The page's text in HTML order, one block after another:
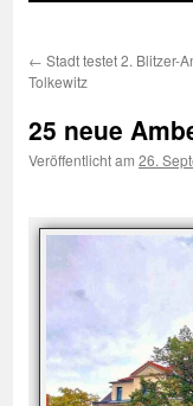
← Stadt testet 2. Blitzer-
Tolkewitz
25 neue
Veröffentlicht am 26.